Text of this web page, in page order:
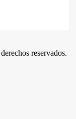
reservados.